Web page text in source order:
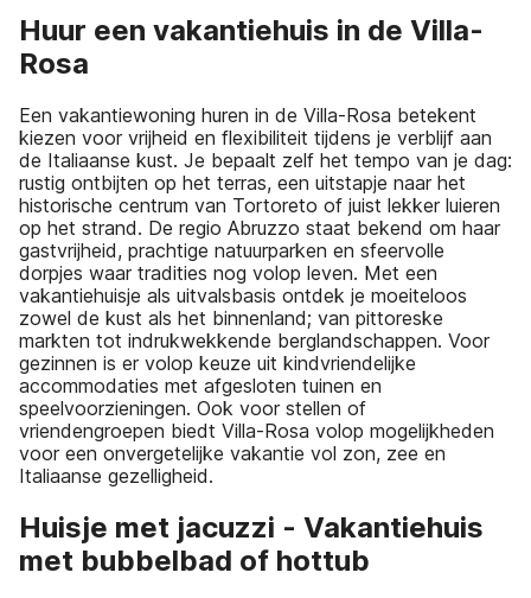
Huur een vakantiehuis in de Villa-
Rosa
Een vakantiewoning huren in de Villa-Rosa betekent
kiezen voor vrijheid en flexibiliteit tijdens je verblijf aan
de Italiaanse kust. Je bepaalt zelf het tempo van je dag:
rustig ontbijten op het terras, een uitstapje naar het
historische centrum van Tortoreto of juist lekker luieren
op het strand. De regio Abruzzo staat bekend om haar
gastvrijheid, prachtige natuurparken en sfeervolle
dorpjes waar tradities nog volop leven. Met een
vakantiehuisje als uitvalsbasis ontdek je moeiteloos
zowel de kust als het binnenland; van pittoreske
markten tot indrukwekkende berglandschappen. Voor
gezinnen is er volop keuze uit kindvriendelijke
accommodaties met afgesloten tuinen en
speelvoorzieningen. Ook voor stellen of
vriendengroepen biedt Villa-Rosa volop mogelijkheden
voor een onvergetelijke vakantie vol zon, zee en
Italiaanse gezelligheid.
Huisje met jacuzzi - Vakantiehuis
met bubbelbad of hottub